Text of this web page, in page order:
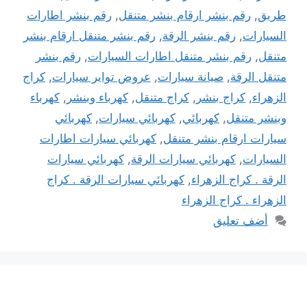
طريق, رقم بنشر ارقام بنشر متنقل, رقم بنشر اطارات
السيارات, رقم بنشر الرقة, رقم بنشر متنقل ارقام بنشر
متنقل, رقم بنشر متنقل اطارات السيارات, رقم بنشر
متنقل الرقة, صيانة سيارات, عروض تواير سيارات, كراج
الزهراء, كراج بنشر , كراج متنقل, كهرباء وبنشر , كهرباء
وبنشر متنقل, كهربائي, كهربائي سيارات, كهربائي
سيارات ارقام بنشر متنقل, كهربائي سيارات اطارات
السيارات, كهربائي سيارات الرقة, كهربائي سيارات
الرقة . كراج الزهراء, كهربائي سيارات الرقة . كراج
الزهراء . كراج الزهراء
أضف تعليق